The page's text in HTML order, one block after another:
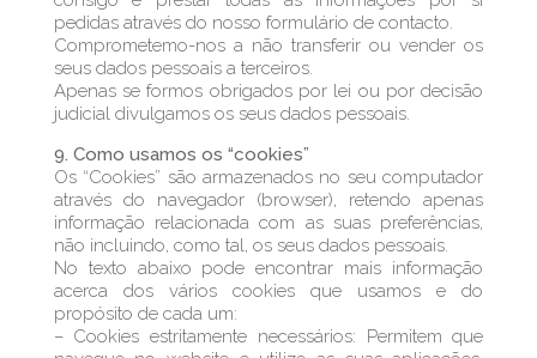
pedidas através do nosso formulário de contacto.
Comprometemo-nos a não transferir ou vender os
seus dados pessoais a terceiros.
Apenas se formos obrigados por lei ou por decisão
judicial divulgamos os seus dados pessoais.
9. Como usamos os “cookies”
Os “Cookies” são armazenados no seu computador
através do navegador (browser), retendo apenas
informação relacionada com as suas preferências,
não incluindo, como tal, os seus dados pessoais.
No texto abaixo pode encontrar mais informação
acerca dos vários cookies que usamos e do
propósito de cada um:
– Cookies estritamente necessários: Permitem que